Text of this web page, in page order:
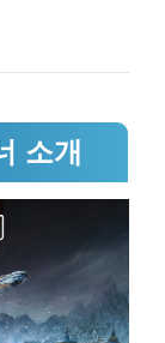
소개